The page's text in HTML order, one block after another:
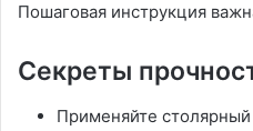
Пошаговая инструкция
Секреты
Применяйте